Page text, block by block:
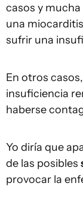
casos y
una
sufrir una
En otros
insuficiencia
haberse
Yo diría que
de las posibles
provocar la